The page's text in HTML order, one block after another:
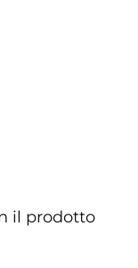
il prodotto